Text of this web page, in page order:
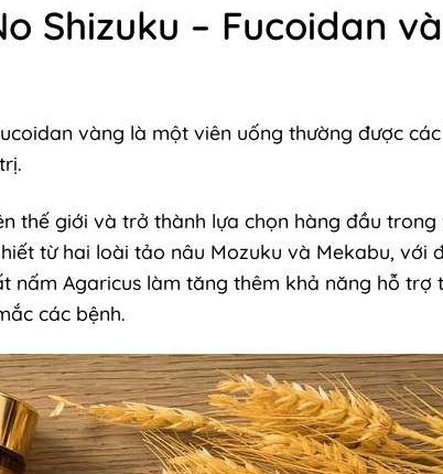
Shizuku – Fucoidan
vàng là một viên uống thường được
thế giới và trở thành lựa chọn hàng đầu
từ hai loài tảo nâu Mozuku và Mekabu,
nấm Agaricus làm tăng thêm khả năng hỗ trợ
các bệnh.